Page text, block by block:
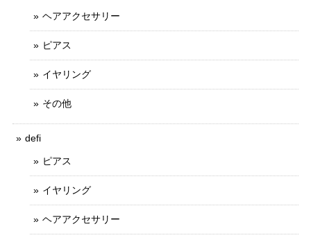
ヘアアクセサリー
ピアス
イヤリング
その他
defi
ピアス
イヤリング
ヘアアクセサリー